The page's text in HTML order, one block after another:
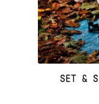
SET &